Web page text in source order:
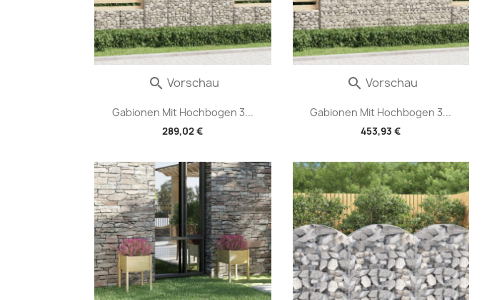
Gabionen Mit Hochbogen 3...
289,02 €
 Vorschau
Gabionen Mit Hochbogen 3...
453,93 €
 Vorschau